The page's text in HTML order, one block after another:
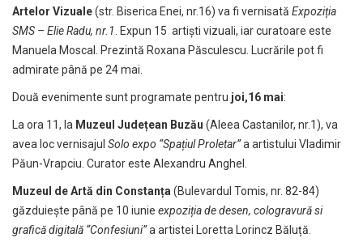
Artelor Vizuale(str. Biserica Enei, nr.16) va fi vernisată Expoziția
SMS – Elie Radu, nr.1. Expun 15 artiști vizuali, iar curatoare este
Manuela Moscal. Prezintă Roxana Păsculescu. Lucrările pot fi
admirate până pe 24 mai.
Două evenimente sunt programate pentru joi,16 mai:
La ora 11, la Muzeul Județean Buzău (Aleea Castanilor, nr.1), va
avea loc vernisajul Solo expo “Spațiul Proletar”a artistului Vladimir
Păun-Vrapciu. Curator este Alexandru Anghel.
Muzeul de Artă din Constanța(Bulevardul Tomis, nr. 82-84)
găzduiește până pe 10 iunie expoziția de desen, cologravură si
grafică digitală “Confesiuni”a artistei Loretta Lorincz Băluță.